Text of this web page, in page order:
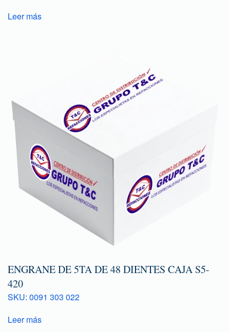
Leer más
ENGRANE DE 5TA DE 48 DIENTES CAJA S5-
420
SKU: 0091 303 022
Leer más